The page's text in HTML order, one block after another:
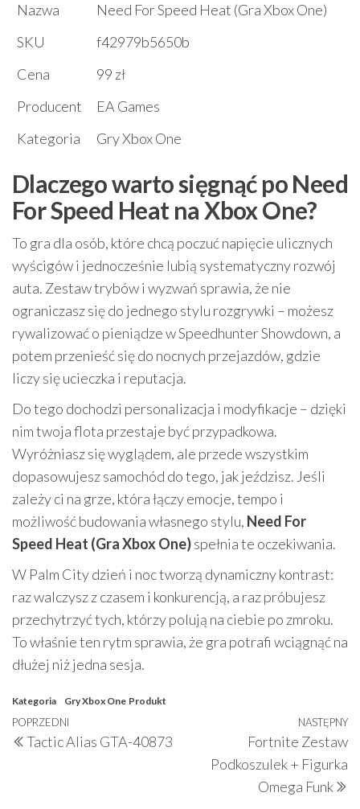
Nazwa
Need For Speed Heat (Gra Xbox One)
SKU
f42979b5650b
Cena
99 zł
Producent
EA Games
Kategoria
Gry Xbox One
Dlaczego warto sięgnąć po Need
For Speed Heat na Xbox One?
To gra dla osób, które chcą poczuć napięcie ulicznych
wyścigów i jednocześnie lubią systematyczny rozwój
auta. Zestaw trybów i wyzwań sprawia, że nie
ograniczasz się do jednego stylu rozgrywki – możesz
rywalizować o pieniądze w Speedhunter Showdown, a
potem przenieść się do nocnych przejazdów, gdzie
liczy się ucieczka i reputacja.
Do tego dochodzi personalizacja i modyfikacje – dzięki
nim twoja flota przestaje być przypadkowa.
Wyróżniasz się wyglądem, ale przede wszystkim
dopasowujesz samochód do tego, jak jeździsz. Jeśli
zależy ci na grze, która łączy emocje, tempo i
możliwość budowania własnego stylu, Need For
Speed Heat (Gra Xbox One)spełnia te oczekiwania.
W Palm City dzień i noc tworzą dynamiczny kontrast:
raz walczysz z czasem i konkurencją, a raz próbujesz
przechytrzyć tych, którzy polują na ciebie po zmroku.
To właśnie ten rytm sprawia, że gra potrafi wciągnąć na
dłużej niż jedna sesja.
Kategoria Gry Xbox One Produkt
Nawigacja
wpisu
Poprzedni
wpis
POPRZEDNI
Tactic Alias GTA-40873
NASTĘPNY
Fortnite Zestaw
Podkoszulek + Figurka
Omega Funk